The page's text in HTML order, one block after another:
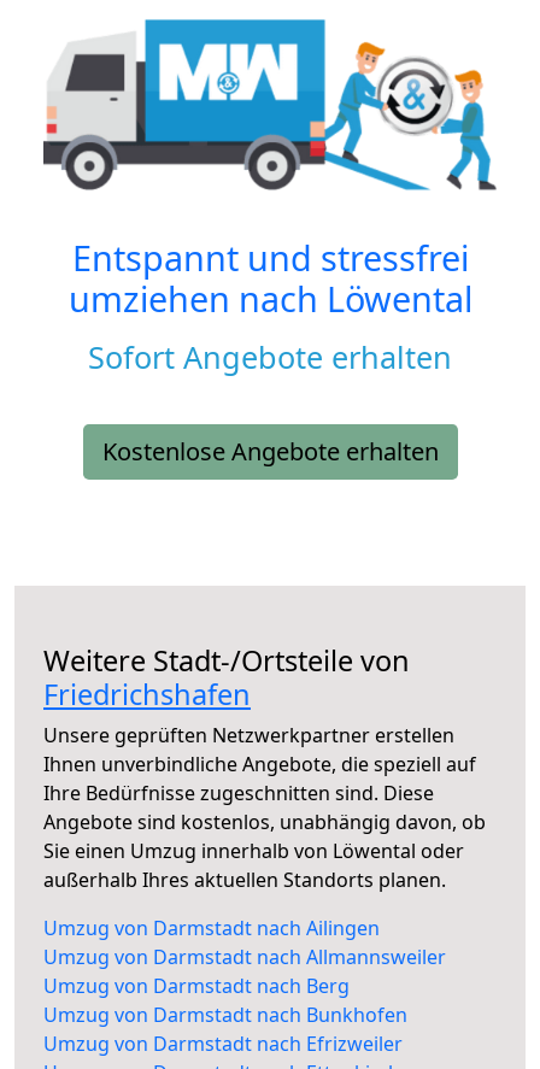
Entspannt und stressfrei
umziehen nach Löwental
Sofort Angebote erhalten
Kostenlose Angebote erhalten
Weitere Stadt-/Ortsteile von
Friedrichshafen
Unsere geprüften Netzwerkpartner erstellen
Ihnen unverbindliche Angebote, die speziell auf
Ihre Bedürfnisse zugeschnitten sind. Diese
Angebote sind kostenlos, unabhängig davon, ob
Sie einen Umzug innerhalb von Löwental oder
außerhalb Ihres aktuellen Standorts planen.
Umzug von Darmstadt nach Ailingen
Umzug von Darmstadt nach Allmannsweiler
Umzug von Darmstadt nach Berg
Umzug von Darmstadt nach Bunkhofen
Umzug von Darmstadt nach Efrizweiler